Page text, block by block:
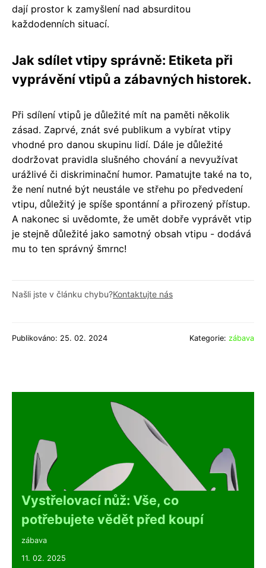
dají prostor k zamyšlení nad absurditou
každodenních situací.
Jak sdílet vtipy správně: Etiketa při
vyprávění vtipů a zábavných historek.
Při sdílení vtipů je důležité mít na paměti několik
zásad. Zaprvé, znát své publikum a vybírat vtipy
vhodné pro danou skupinu lidí. Dále je důležité
dodržovat pravidla slušného chování a nevyužívat
urážlivé či diskriminační humor. Pamatujte také na to,
že není nutné být neustále ve střehu po předvedení
vtipu, důležitý je spíše spontánní a přirozený přístup.
A nakonec si uvědomte, že umět dobře vyprávět vtip
je stejně důležité jako samotný obsah vtipu - dodává
mu to ten správný šmrnc!
Našli jste v článku chybu?Kontaktujte nás
Publikováno: 25. 02. 2024 Kategorie: zábava
Vystřelovací nůž: Vše, co
potřebujete vědět před koupí
zábava
11. 02. 2025